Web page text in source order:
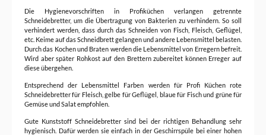
Die Hygienevorschriften in Profiküchen verlangen getrennte
Schneidebretter, um die Übertragung von Bakterien zu verhindern. So soll
verhindert werden, dass durch das Schneiden von Fisch, Fleisch, Geflügel,
etc. Keime auf das Schneidbrett gelangen und andere Lebensmittel belasten.
Durch das Kochen und Braten werden die Lebensmittel von Erregern befreit.
Wird aber später Rohkost auf den Brettern zubereitet können Erreger auf
diese übergehen.
Entsprechend der Lebensmittel Farben werden für Profi Küchen rote
Schneidebretter für Fleisch, gelbe für Geflügel, blaue für Fisch und grüne für
Gemüse und Salat empfohlen.
Gute Kunststoff Schneidebretter sind bei der richtigen Behandlung sehr
hygienisch. Dafür werden sie einfach in der Geschirrspüle bei einer hohen